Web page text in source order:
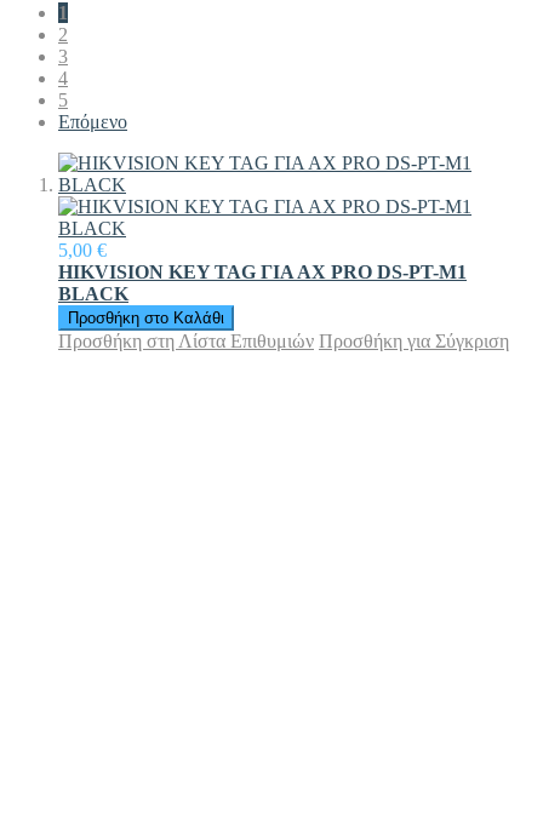
1
2
3
4
5
Επόμενο
5,00 €
HIKVISION KEY TAG ΓΙΑ ΑΧ PRO DS-PT-M1
BLACK
Προσθήκη στο Καλάθι
Προσθήκη στη Λίστα Επιθυμιών Προσθήκη για Σύγκριση